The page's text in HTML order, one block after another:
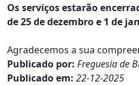
Os serviços estarão
de 25 de dezembro e 1 de
Agradecemos a sua
Publicado por: Freguesia de
Publicado em: 22-12-2025